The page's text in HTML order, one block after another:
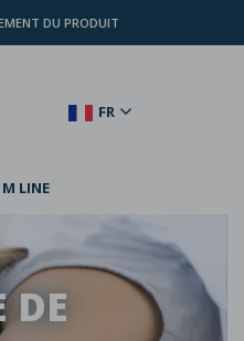
DU PRODUIT
FR
LINE
DE